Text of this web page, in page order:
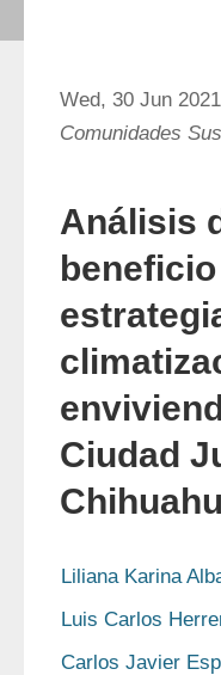
Wed, 30 Jun
Comunidades
Análisis
Ciudad
Liliana Karina
Luis Carlos
Carlos Javier